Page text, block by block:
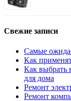
Свежие записи
Самые
Как
Как выбрать
для дома
Ремонт
Ремонт